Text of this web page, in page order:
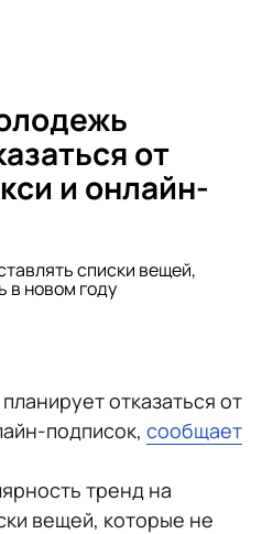
от
и онлайн-
списки вещей,
в новом году
отказаться от
подписок, сообщает
тренд на
вещей, которые не